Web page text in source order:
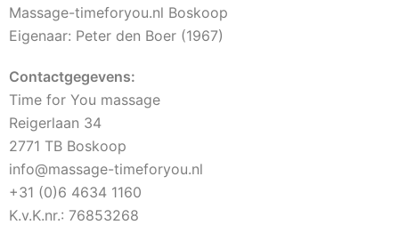
Massage-timeforyou.nl Boskoop
Eigenaar: Peter den Boer (1967)
Contactgegevens:
Time for You massage
Reigerlaan 34
2771 TB Boskoop
info@massage-timeforyou.nl
+31 (0)6 4634 1160
K.v.K.nr.: 76853268